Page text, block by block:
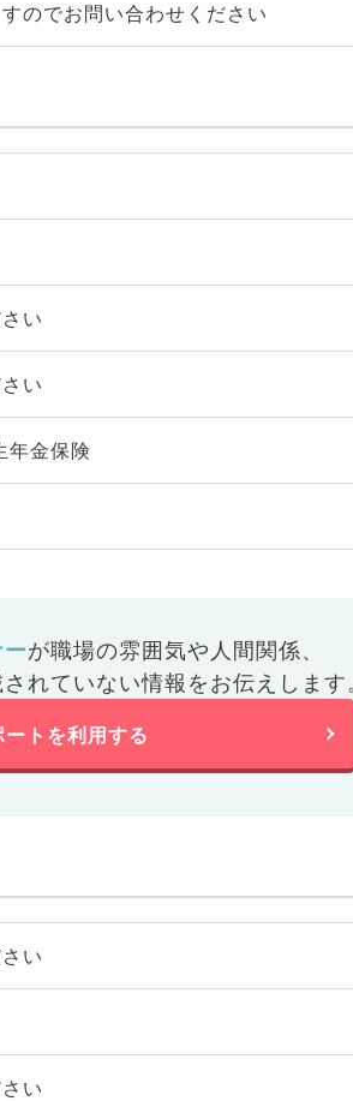
のでお問い合わせください
い
い
年金保険
が職場の雰囲気や人間関係、
れていない情報をお伝えします
トを利用する
い
い